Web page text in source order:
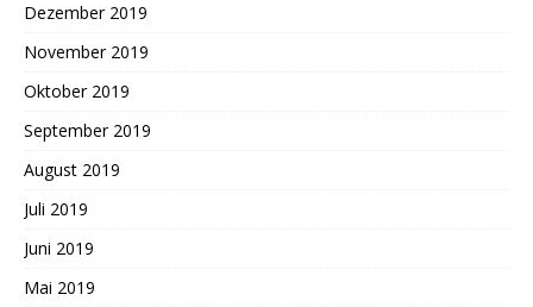
Dezember 2019
November 2019
Oktober 2019
September 2019
August 2019
Juli 2019
Juni 2019
Mai 2019